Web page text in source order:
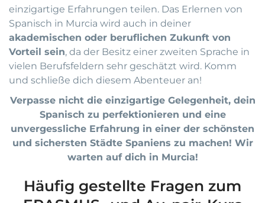
einzigartige Erfahrungen teilen. Das Erlernen von
Spanisch in Murcia wird auch in deiner
akademischen oder beruflichen Zukunft von
Vorteil sein, da der Besitz einer zweiten Sprache in
vielen Berufsfeldern sehr geschätzt wird. Komm
und schließe dich diesem Abenteuer an!
Verpasse nicht die einzigartige Gelegenheit, dein
Spanisch zu perfektionieren und eine
unvergessliche Erfahrung in einer der schönsten
und sichersten Städte Spaniens zu machen! Wir
warten auf dich in Murcia!
Häufig gestellte Fragen zum